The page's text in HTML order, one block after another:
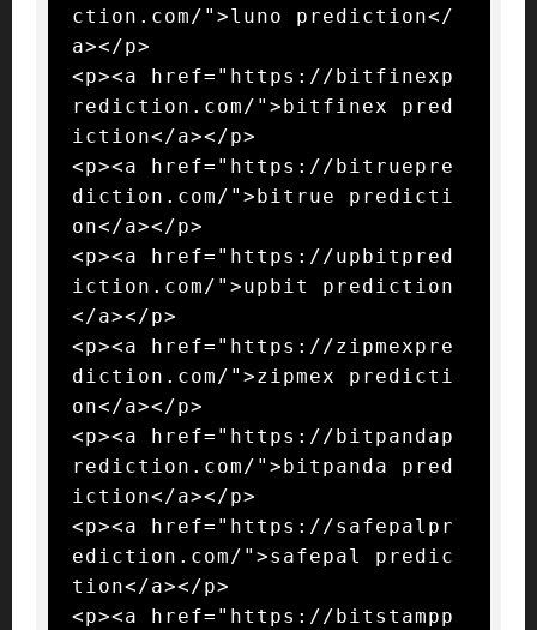
ction.com/">luno prediction</
a></p>
<p><a href="https://bitfinexp
rediction.com/">bitfinex pred
iction</a></p>
<p><a href="https://bitruepre
diction.com/">bitrue predicti
on</a></p>
<p><a href="https://upbitpred
iction.com/">upbit prediction
</a></p>
<p><a href="https://zipmexpre
diction.com/">zipmex predicti
on</a></p>
<p><a href="https://bitpandap
rediction.com/">bitpanda pred
iction</a></p>
<p><a href="https://safepalpr
ediction.com/">safepal predic
tion</a></p>
<p><a href="https://bitstampp